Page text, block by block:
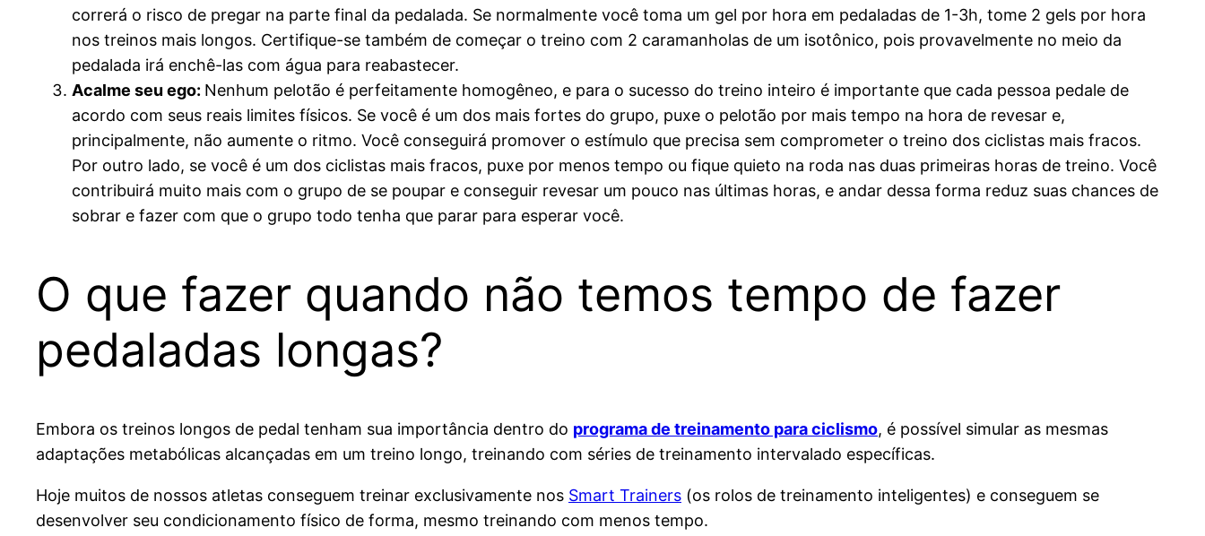
correrá o risco de pregar na parte final da pedalada. Se normalmente você toma um gel por hora em pedaladas de 1-3h, tome 2 gels por hora
nos treinos mais longos. Certifique-se também de começar o treino com 2 caramanholas de um isotônico, pois provavelmente no meio da
pedalada irá enchê-las com água para reabastecer.
Acalme seu ego: Nenhum pelotão é perfeitamente homogêneo, e para o sucesso do treino inteiro é importante que cada pessoa pedale de
acordo com seus reais limites físicos. Se você é um dos mais fortes do grupo, puxe o pelotão por mais tempo na hora de revesar e,
principalmente, não aumente o ritmo. Você conseguirá promover o estímulo que precisa sem comprometer o treino dos ciclistas mais fracos.
Por outro lado, se você é um dos ciclistas mais fracos, puxe por menos tempo ou fique quieto na roda nas duas primeiras horas de treino. Você
contribuirá muito mais com o grupo de se poupar e conseguir revesar um pouco nas últimas horas, e andar dessa forma reduz suas chances de
sobrar e fazer com que o grupo todo tenha que parar para esperar você.
O que fazer quando não temos tempo de fazer
pedaladas longas?
Embora os treinos longos de pedal tenham sua importância dentro do programa de treinamento para ciclismo, é possível simular as mesmas
adaptações metabólicas alcançadas em um treino longo, treinando com séries de treinamento intervalado específicas.
Hoje muitos de nossos atletas conseguem treinar exclusivamente nos Smart Trainers (os rolos de treinamento inteligentes) e conseguem se
desenvolver seu condicionamento físico de forma, mesmo treinando com menos tempo.